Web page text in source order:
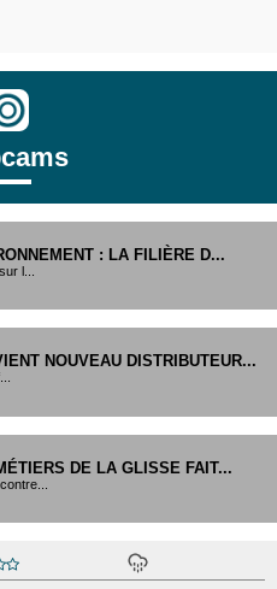
: LA FILIÈRE D...
l...
NOUVEAU DISTRIBUTEUR...
DE LA GLISSE FAIT...